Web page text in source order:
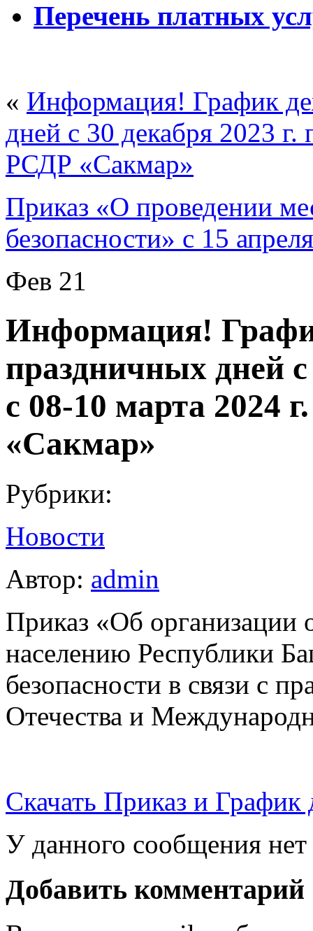
Перечень платных
« Информация! График
дней с 30 декабря 2023
РСДР «Сакмар»
Приказ «О проведении
безопасности» с 15
Фев 21
Информация!
праздничных дней
с 08-10 марта 2024
«Сакмар»
Рубрики:
Новости
Автор: admin
Приказ «Об организации
населению Республики
безопасности в связи с
Отечества и
Скачать Приказ и График
У данного сообщения нет
Добавить комментарий